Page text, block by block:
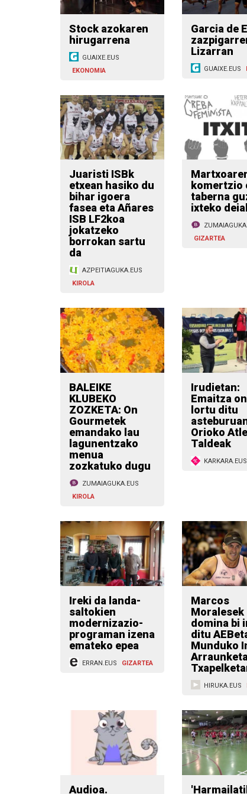
Stock azokaren
hirugarrena
GUAIXE.EUS
EKONOMIA
Garcia de
Lizarran
GUAIXE.EUS
Juaristi ISBk
etxean hasiko du
bihar igoera
fasea eta Añares
ISB LF2koa
jokatzeko
borrokan sartu
da
AZPEITIAGUKA.EUS
KIROLA
komertzio
taberna
ixteko
GIZARTEA
BALEIKE
KLUBEKO
ZOZKETA: On
Gourmetek
emandako lau
lagunentzako
menua
zozkatuko dugu
ZUMAIAGUKA.EUS
KIROLA
Irudietan:
Emaitza
lortu ditu
Orioko
Taldeak
KARKARA.EUS
Ireki da landa-
saltokien
modernizazio-
programan izena
emateko epea
ERRAN.EUS GIZARTEA
Marcos
Moralesek
domina bi
ditu
Munduko
HIRUKA.EUS
Audioa.